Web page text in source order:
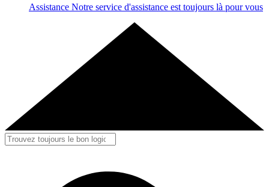
Assistance Notre service d'assistance est toujours là pour vous